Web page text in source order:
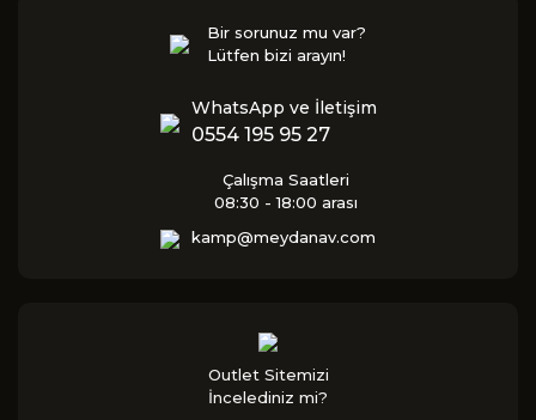
Bir sorunuz mu var?
Lütfen bizi arayın!
WhatsApp ve İletişim
0554 195 95 27
Çalışma Saatleri
08:30 - 18:00 arası
kamp@meydanav.com
Outlet Sitemizi
İncelediniz mi?